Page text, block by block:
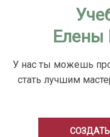
Елены
У нас ты можешь
стать лучшим